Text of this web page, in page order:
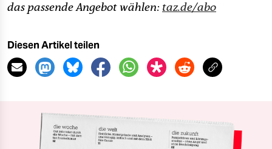
das passende Angebot wählen: taz.de/abo
Diesen Artikel teilen